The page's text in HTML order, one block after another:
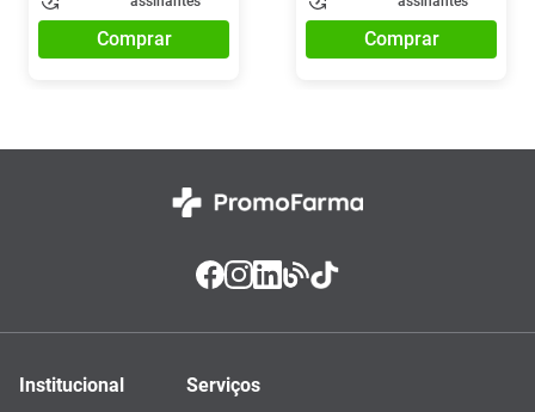
Comprar Comprar
Institucional Serviços